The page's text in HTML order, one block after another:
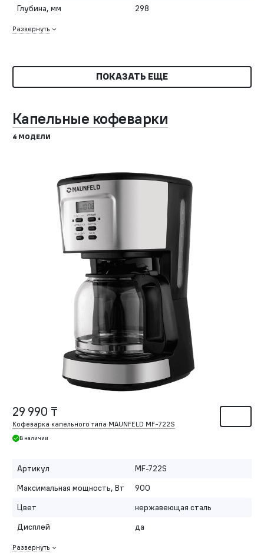
Глубина, мм
298
Развернуть
ПОКАЗАТЬ ЕЩЕ
Капельные кофеварки
4 МОДЕЛИ
29 990 ₸
Кофеварка капельного типа MAUNFELD MF-722S
В наличии
Артикул
MF-722S
Максимальная мощность, Вт
900
Цвет
нержавеющая сталь
Дисплей
да
Развернуть